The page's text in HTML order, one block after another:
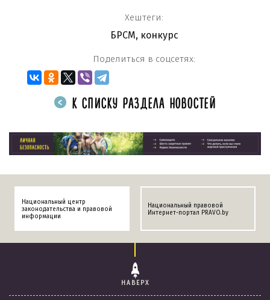
Хештеги:
БРСМ, конкурс
Поделиться в соцсетях:
К СПИСКУ РАЗДЕЛА НОВОСТЕЙ
Национальный центр
законодательства и правовой
информации
Национальный правовой
Интернет-портал PRAVO.by
НАВЕРХ